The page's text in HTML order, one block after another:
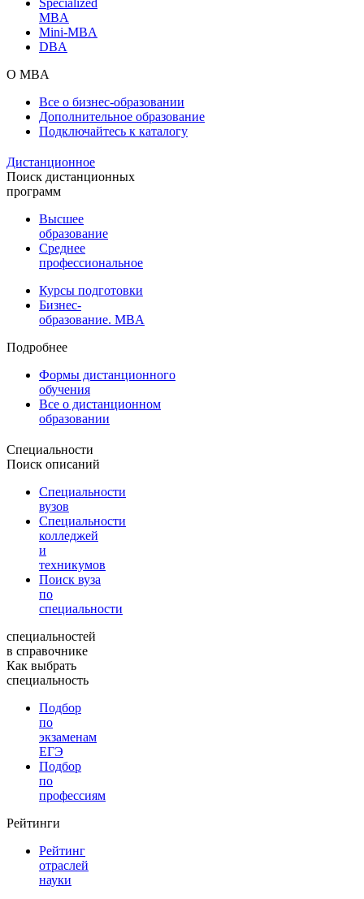
MBA
Mini-MBA
DBA
О MBA
Все о бизнес-образовании
Дополнительное образование
Подключайтесь к каталогу
Дистанционное
Поиск дистанционных
программ
Высшее
образование
Среднее
профессиональное
Курсы подготовки
Бизнес-
образование. MBA
Подробнее
Формы дистанционного
обучения
Все о дистанционном
образовании
Специальности
Поиск описаний
Специальности
вузов
Специальности
колледжей
и
техникумов
Поиск вуза
по
специальности
специальностей
в справочнике
Как выбрать
специальность
Подбор
по
экзаменам
ЕГЭ
Подбор
по
профессиям
Рейтинги
Рейтинг
отраслей
науки